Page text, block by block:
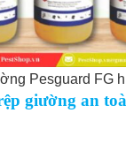
Pesguard FG
giường an